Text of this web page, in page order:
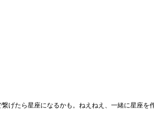
げたら星座になるかも。ねえねえ、一緒に星座を